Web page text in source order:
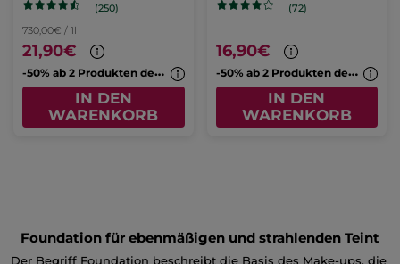
(250)
730,00€ / 1l
21,90€
-
50% ab 2 Produkten deiner Wahl
IN DEN
WARENKORB
(72)
16,90€
-
50% ab 2 Produkten deiner Wahl
IN DEN
WARENKORB
Foundation für ebenmäßigen und strahlenden Teint
Der Begriff Foundation beschreibt die Basis des Make-ups, die